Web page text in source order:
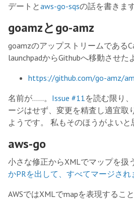
デートとaws-go-sqsの話を書きます
goamzとgo-amz
goamzのアップストリームである
launchpadからGithubへ移動させた
https://github.com/go-amz/
名前が……。 Issue #11を読む限り
ージはせず、変更を精査し適宜取
ようです。 私もそのほうがよいと
aws-go
小さな修正からXMLでマップを扱
かPRを出して、すべてマージされ
AWSではXMLでmapを表現するこ